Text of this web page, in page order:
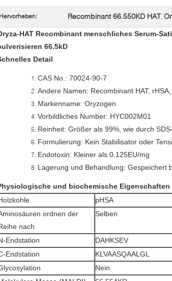
Recombinant 66.550KD HAT,
HAT Recombinant menschliches Serum-
66.5kD
Detail
CAS No.: 70024-90-7
Andere Namen: Recombinant HAT,
Markenname: Oryzogen
Vorbildliches Number: HYC002M01
Reinheit: Größer als 99%, wie durch
Formulierung: Kein Stabilisator oder
Endotoxin: Kleiner als 0.125EU/mg
Lagerung und Behandlung:
und biochemische Eigenschaften
pHSA
ordnen der
nach
Selben
Endstation DAHKSEV
Endstation
KLVAASQAALGL
Nein